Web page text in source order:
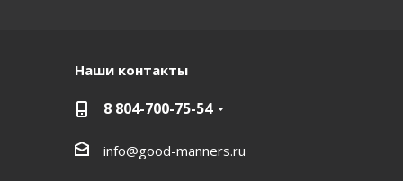
Наши контакты
8 804-700-75-54
info@good-manners.ru